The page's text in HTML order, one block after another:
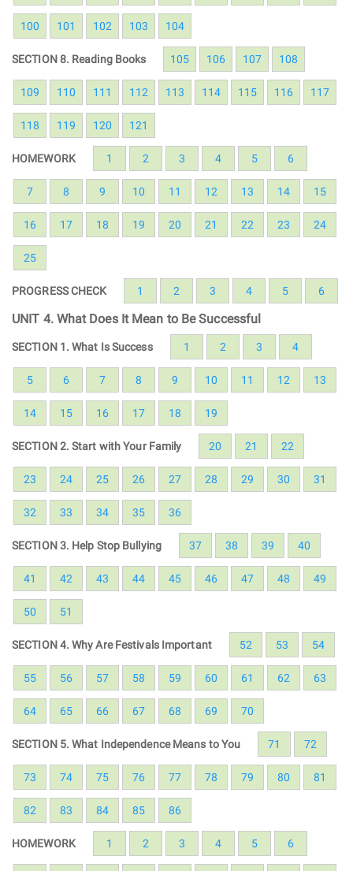
100 101 102 103 104
SECTION 8. Reading Books 105 106 107 108
109 110 111 112 113 114 115 116 117
118 119 120 121
HOMEWORK 1 2 3 4 5 6
7 8 9 10 11 12 13 14 15
16 17 18 19 20 21 22 23 24
25
PROGRESS CHECK 1 2 3 4 5 6
UNIT 4. What Does It Mean to Be Successful
SECTION 1. What Is Success 1 2 3 4
5 6 7 8 9 10 11 12 13
14 15 16 17 18 19
SECTION 2. Start with Your Family 20 21 22
23 24 25 26 27 28 29 30 31
32 33 34 35 36
SECTION 3. Help Stop Bullying 37 38 39 40
41 42 43 44 45 46 47 48 49
50 51
SECTION 4. Why Are Festivals Important 52 53 54
55 56 57 58 59 60 61 62 63
64 65 66 67 68 69 70
SECTION 5. What Independence Means to You 71 72
73 74 75 76 77 78 79 80 81
82 83 84 85 86
HOMEWORK 1 2 3 4 5 6